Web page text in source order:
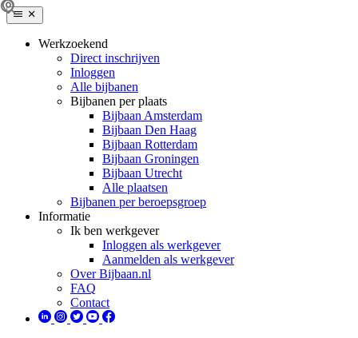
Werkzoekend
Direct inschrijven
Inloggen
Alle bijbanen
Bijbanen per plaats
Bijbaan Amsterdam
Bijbaan Den Haag
Bijbaan Rotterdam
Bijbaan Groningen
Bijbaan Utrecht
Alle plaatsen
Bijbanen per beroepsgroep
Informatie
Ik ben werkgever
Inloggen als werkgever
Aanmelden als werkgever
Over Bijbaan.nl
FAQ
Contact